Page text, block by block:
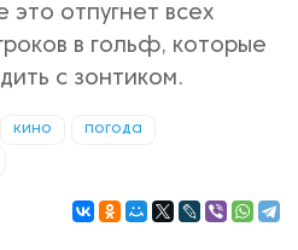
отпугнет всех
в гольф, которые
с зонтиком.
кино погода